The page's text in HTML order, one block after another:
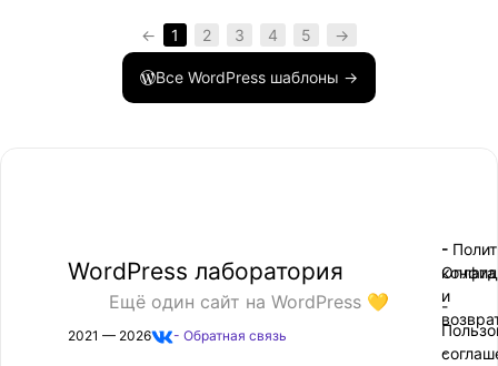
← 1 2 3 4 5 →
Все WordPress шаблоны →
WordPress лаборатория
Ещё один сайт на WordPress 💛
2021 — 2026 - Обратная связь
-
-
-
Оплата
и
-